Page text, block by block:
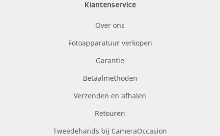
Klantenservice
Over ons
Fotoapparatuur verkopen
Garantie
Betaalmethoden
Verzenden en afhalen
Retouren
Tweedehands bij CameraOccasion